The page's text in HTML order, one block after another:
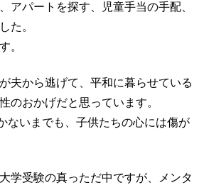
アパートを探す、児童手当の手配、
た。
。
夫から逃げて、平和に暮らせている
のおかげだと思っています。
ないまでも、子供たちの心には傷が
学受験の真っただ中ですが、メンタ